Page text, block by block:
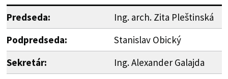
Predseda:
Ing. arch. Zita Pleštinská
Podpredseda:
Stanislav Obický
Sekretár:
Ing. Alexander Galajda